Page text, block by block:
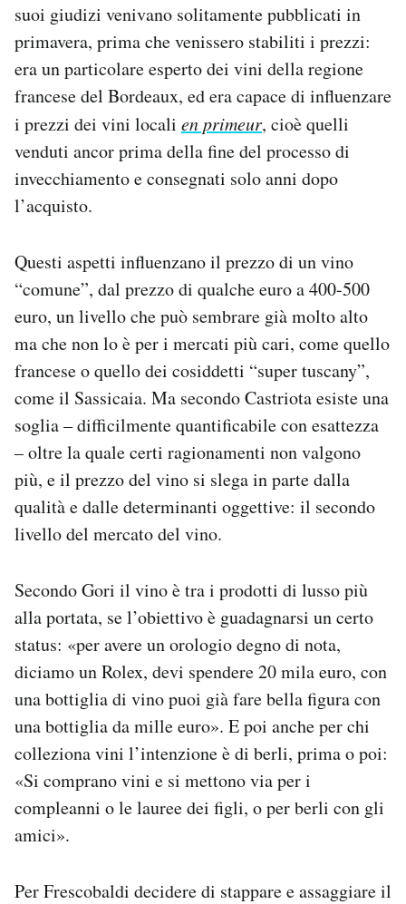
suoi giudizi venivano solitamente pubblicati in
primavera, prima che venissero stabiliti i prezzi:
era un particolare esperto dei vini della regione
francese del Bordeaux, ed era capace di influenzare
i prezzi dei vini locali en primeur, cioè quelli
venduti ancor prima della fine del processo di
invecchiamento e consegnati solo anni dopo
l’acquisto.
Questi aspetti influenzano il prezzo di un vino
“comune”, dal prezzo di qualche euro a 400-500
euro, un livello che può sembrare già molto alto
ma che non lo è per i mercati più cari, come quello
francese o quello dei cosiddetti “super tuscany”,
come il Sassicaia. Ma secondo Castriota esiste una
soglia – difficilmente quantificabile con esattezza
– oltre la quale certi ragionamenti non valgono
più, e il prezzo del vino si slega in parte dalla
qualità e dalle determinanti oggettive: il secondo
livello del mercato del vino.
Secondo Gori il vino è tra i prodotti di lusso più
alla portata, se l’obiettivo è guadagnarsi un certo
status: «per avere un orologio degno di nota,
diciamo un Rolex, devi spendere 20 mila euro, con
una bottiglia di vino puoi già fare bella figura con
una bottiglia da mille euro». E poi anche per chi
colleziona vini l’intenzione è di berli, prima o poi:
«Si comprano vini e si mettono via per i
compleanni o le lauree dei figli, o per berli con gli
amici».
Per Frescobaldi decidere di stappare e assaggiare il